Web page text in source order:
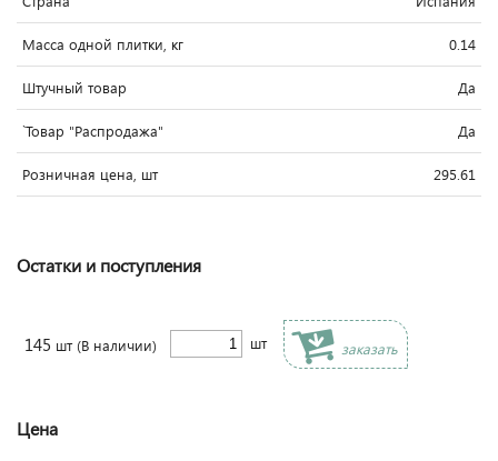
Масса одной плитки, кг 0.14
Штучный товар Да
`Товар "Распродажа" Да
Розничная цена, шт 295.61
Остатки и поступления
145 шт(В наличии) шт заказать
Цена